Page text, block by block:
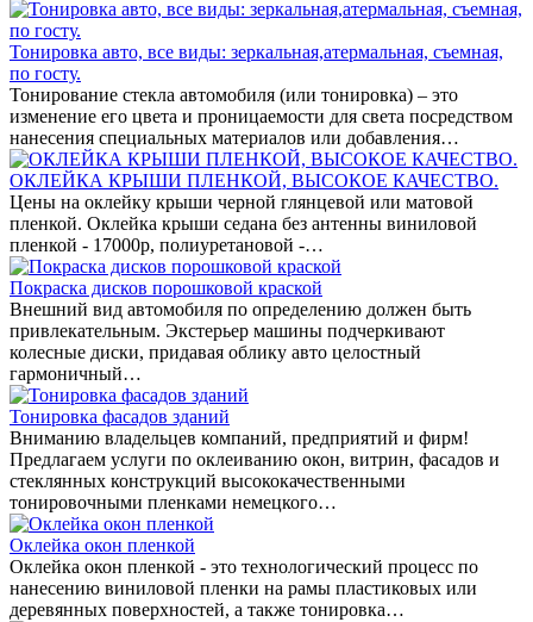
Тонировка авто, все виды: зеркальная,атермальная, съемная,
по госту.
Тонирование стекла автомобиля (или тонировка) – это
изменение его цвета и проницаемости для света посредством
нанесения специальных материалов или добавления…
ОКЛЕЙКА КРЫШИ ПЛЕНКОЙ, ВЫСОКОЕ КАЧЕСТВО.
Цены на оклейку крыши черной глянцевой или матовой
пленкой. Оклейка крыши седана без антенны виниловой
пленкой - 17000р, полиуретановой -…
Покраска дисков порошковой краской
Внешний вид автомобиля по определению должен быть
привлекательным. Экстерьер машины подчеркивают
колесные диски, придавая облику авто целостный
гармоничный…
Тонировка фасадов зданий
Вниманию владельцев компаний, предприятий и фирм!
Предлагаем услуги по оклеиванию окон, витрин, фасадов и
стеклянных конструкций высококачественными
тонировочными пленками немецкого…
Оклейка окон пленкой
Оклейка окон пленкой - это технологический процесс по
нанесению виниловой пленки на рамы пластиковых или
деревянных поверхностей, а также тонировка…